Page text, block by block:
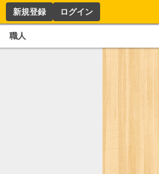
新規登録 ログイン
職人